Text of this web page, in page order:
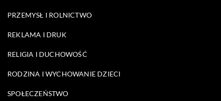
PRZEMYSŁ I ROLNICTWO
REKLAMA I DRUK
RELIGIA I DUCHOWOŚĆ
RODZINA I WYCHOWANIE DZIECI
SPOŁECZEŃSTWO